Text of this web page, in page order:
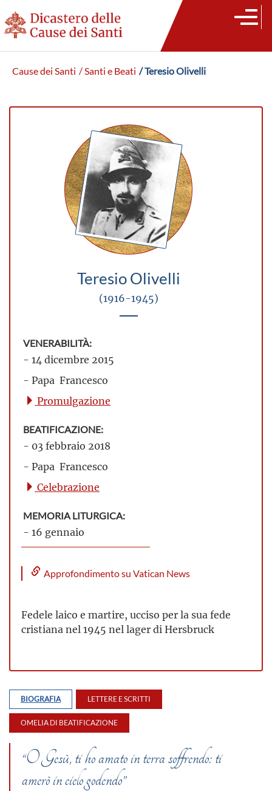
Cause dei Santi / Santi e Beati / Teresio Olivelli
Teresio Olivelli
(1916-1945)
VENERABILITÀ:
- 14 dicembre 2015
- Papa Francesco
Promulgazione
BEATIFICAZIONE:
- 03 febbraio 2018
- Papa Francesco
Celebrazione
MEMORIA LITURGICA:
- 16 gennaio
Approfondimento su Vatican News
Fedele laico e martire, ucciso per la sua fede
cristiana nel 1945 nel lager di Hersbruck
BIOGRAFIA LETTERE E SCRITTI
OMELIA DI BEATIFICAZIONE
“O Gesù, ti ho amato in terra soffrendo: ti
amerò in cielo godendo”